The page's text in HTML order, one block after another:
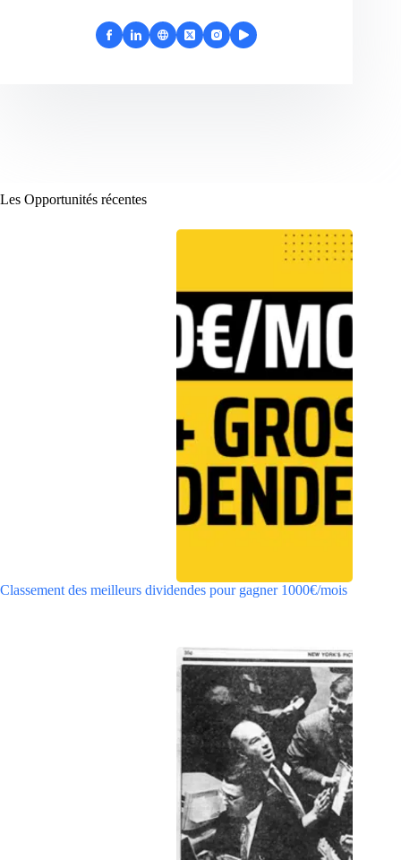
Les Opportunités récentes
Classement des meilleurs dividendes pour gagner 1000€/mois